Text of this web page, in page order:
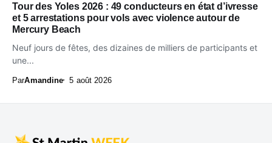
Tour des Yoles 2026 : 49 conducteurs en état d’ivresse
et 5 arrestations pour vols avec violence autour de
Mercury Beach
Neuf jours de fêtes, des dizaines de milliers de participants et
une...
ParAmandine 5 août 2026